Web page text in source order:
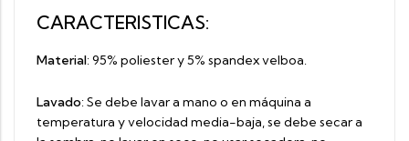
CARACTERISTICAS:
Material:95% poliester y 5% spandex velboa.
Lavado: Se debe lavar a mano o en máquina a
temperatura y velocidad media-baja, se debe secar a